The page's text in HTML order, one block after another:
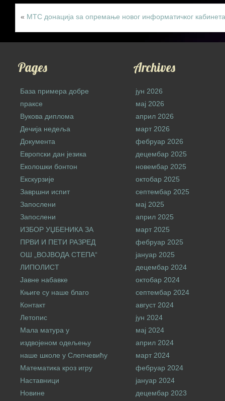
« МТС донација ѕа опремање новог информатичког кабинета
Pages
База примера добре
праксе
Вукова диплома
Дечија недеља
Документа
Европски дан језика
Еколошки бонтон
Екскурзије
Завршни испит
Запослени
Запослени
ИЗБОР УЏБЕНИКА ЗА
ПРВИ И ПЕТИ РАЗРЕД
ОШ „ВОЈВОДА СТЕПА“
ЛИПОЛИСТ
Јавне набавке
Књиге су наше благо
Контакт
Летопис
Мала матура у
издвојеном одељењу
наше школе у Слепчевићу
Математика кроз игру
Наставници
Новине
Archives
јун 2026
мај 2026
април 2026
март 2026
фебруар 2026
децембар 2025
новембар 2025
октобар 2025
септембар 2025
мај 2025
април 2025
март 2025
фебруар 2025
јануар 2025
децембар 2024
октобар 2024
септембар 2024
август 2024
јун 2024
мај 2024
април 2024
март 2024
фебруар 2024
јануар 2024
децембар 2023